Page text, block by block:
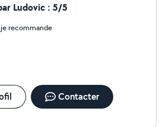
Ludovic : 5/5
recommande
Contacter